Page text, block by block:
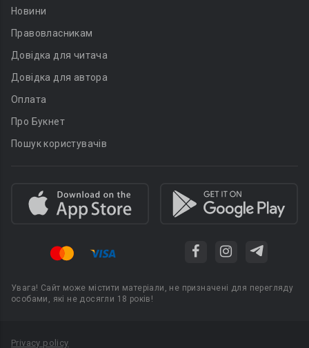
Новини
Правовласникам
Довідка для читача
Довідка для автора
Оплата
Про Букнет
Пошук користувачів
Увага! Сайт може містити матеріали, не призначені для перегляду
особами, які не досягли 18 років!
Privacy policy